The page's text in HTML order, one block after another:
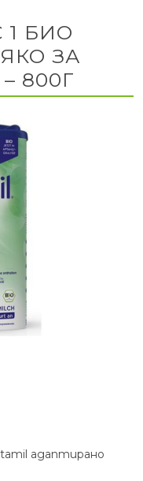
1 БИО
ЗА
800Г
адаптирано